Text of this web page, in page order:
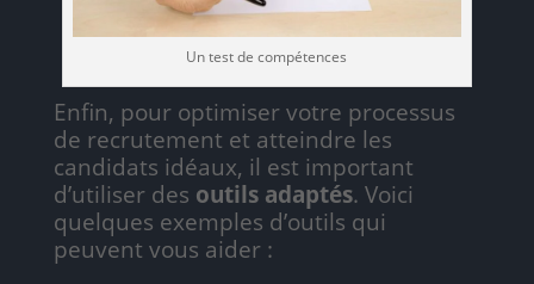
Un test de compétences
Enfin, pour optimiser votre processus
de recrutement et atteindre les
candidats idéaux, il est important
d’utiliser des outils adaptés. Voici
quelques exemples d’outils qui
peuvent vous aider :